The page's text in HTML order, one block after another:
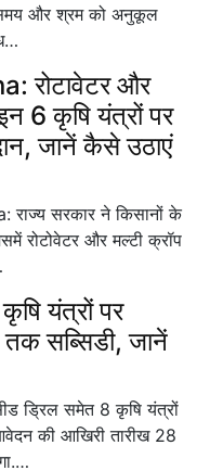
समय और श्रम को अनुकूल
रोटावेटर और
6 कृषि यंत्रों पर
जानें कैसे उठाएं
सरकार ने किसानों के
रोटोवेटर और मल्टी क्रॉप
यंत्रों पर
तक सब्सिडी, जानें
ड्रिल समेत 8 कृषि यंत्रों
की आखिरी तारीख 28